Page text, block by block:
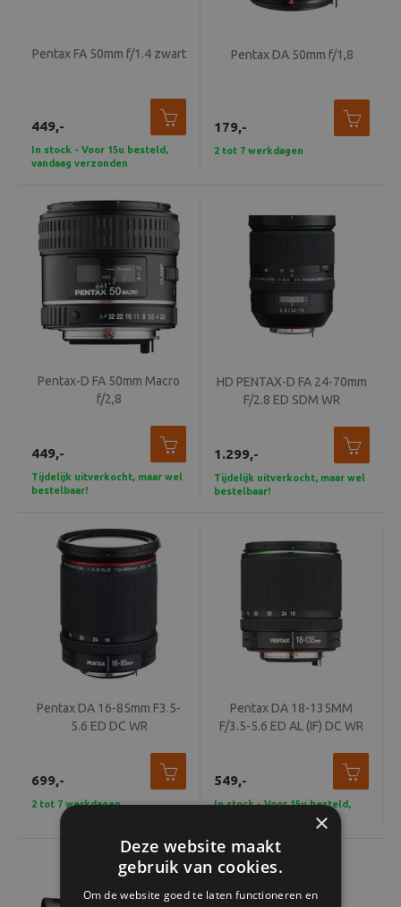
Pentax FA 50mm f/1.4 zwart
449,-
In stock - Voor 15u besteld,
vandaag verzonden
Pentax DA 50mm f/1,8
179,-
2 tot 7 werkdagen
Pentax-D FA 50mm Macro
f/2,8
449,-
Tijdelijk uitverkocht, maar wel
bestelbaar!
HD PENTAX-D FA 24-70mm
F/2.8 ED SDM WR
1.299,-
Tijdelijk uitverkocht, maar wel
bestelbaar!
Pentax DA 16-85mm F3.5-
5.6 ED DC WR
699,-
2 tot 7 werkdagen
Pentax DA 18-135MM
F/3.5-5.6 ED AL (IF) DC WR
549,-
In stock - Voor 15u besteld,
×
Deze website maakt
gebruik van cookies.
Om de website goed te laten functioneren en